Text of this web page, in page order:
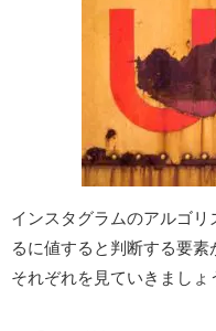
インスタグラムのアルゴ
るに値すると判断する要素
それぞれを見ていきましょ